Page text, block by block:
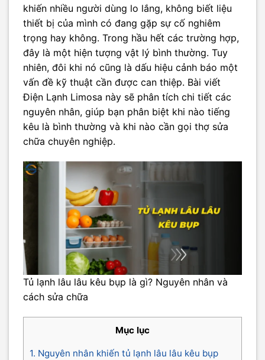
khiến nhiều người dùng lo lắng, không biết liệu
thiết bị của mình có đang gặp sự cố nghiêm
trọng hay không. Trong hầu hết các trường hợp,
đây là một hiện tượng vật lý bình thường. Tuy
nhiên, đôi khi nó cũng là dấu hiệu cảnh báo một
vấn đề kỹ thuật cần được can thiệp. Bài viết
Điện Lạnh Limosa này sẽ phân tích chi tiết các
nguyên nhân, giúp bạn phân biệt khi nào tiếng
kêu là bình thường và khi nào cần gọi thợ sửa
chữa chuyên nghiệp.
Tủ lạnh lâu lâu kêu bụp là gì? Nguyên nhân và
cách sửa chữa
Mục lục
1. Nguyên nhân khiến tủ lạnh lâu lâu kêu bụp